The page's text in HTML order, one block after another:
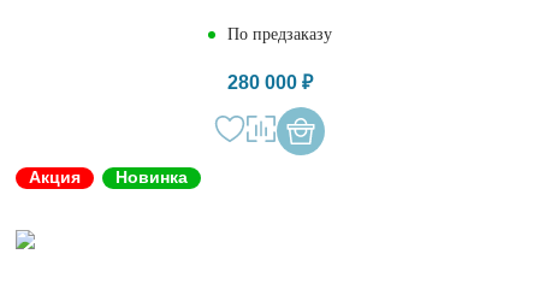
По предзаказу
280 000 ₽
Акция Новинка